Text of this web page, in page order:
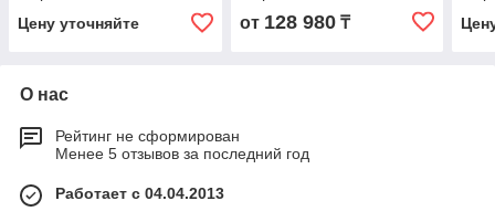
Цену уточняйте от 128 980₸
О нас
Рейтинг не сформирован
Менее 5 отзывов за последний год
Работает с 04.04.2013